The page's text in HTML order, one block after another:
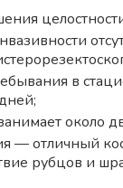
в
около
— отличный
рубцов и